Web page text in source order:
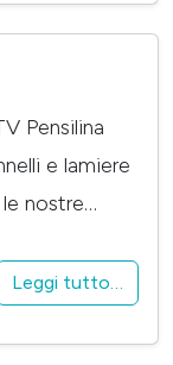
Pensilina
e lamiere
nostre…
Leggi tutto…